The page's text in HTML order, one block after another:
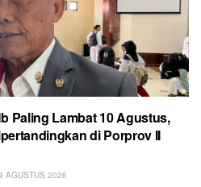
Paling Lambat 10 Agustus,
di Porprov II
AGUSTUS 2026